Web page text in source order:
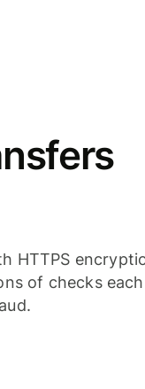
HTTPS
of checks each